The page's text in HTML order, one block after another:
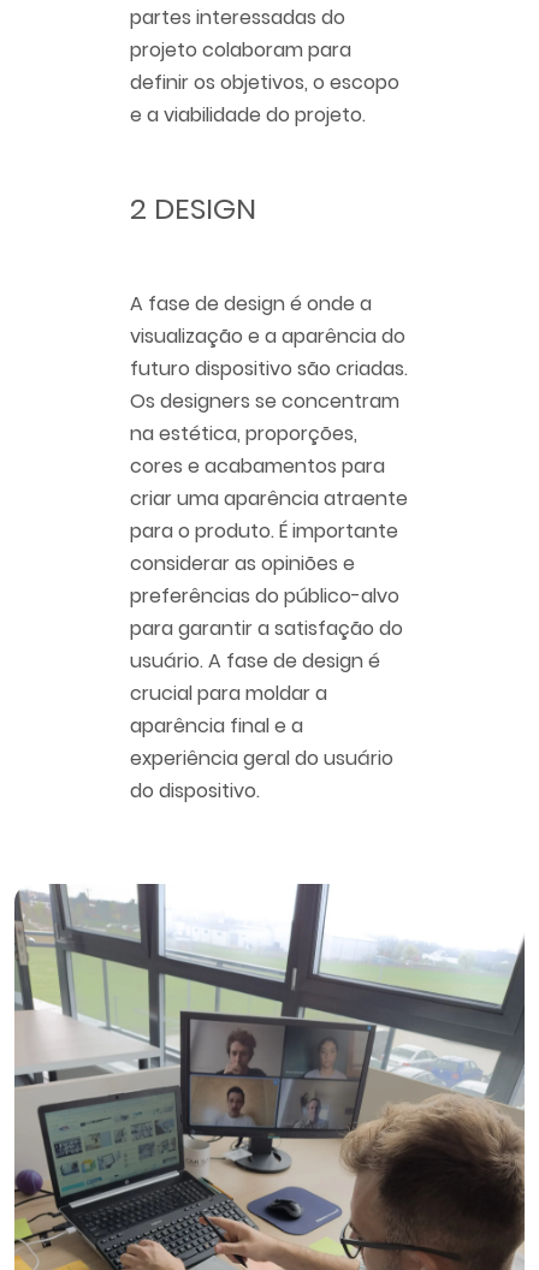
partes interessadas do
projeto colaboram para
definir os objetivos, o escopo
e a viabilidade do projeto.
2 DESIGN
A fase de design é onde a
visualização e a aparência do
futuro dispositivo são criadas.
Os designers se concentram
na estética, proporções,
cores e acabamentos para
criar uma aparência atraente
para o produto. É importante
considerar as opiniões e
preferências do público-alvo
para garantir a satisfação do
usuário. A fase de design é
crucial para moldar a
aparência final e a
experiência geral do usuário
do dispositivo.